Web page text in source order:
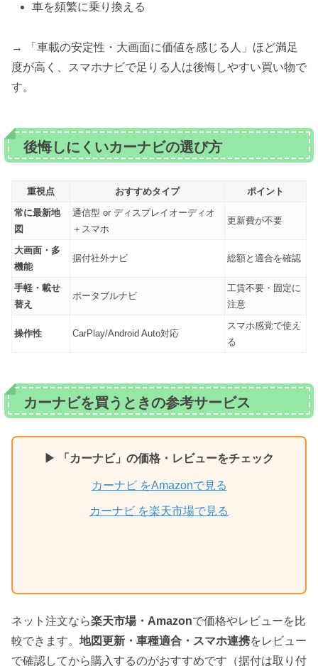
車を頻繁に乗り換える
→ 「車載の安定性・大画面に価値を感じる人」ほど満足
度が高く、スマホナビで足りる人は後悔しやすい買い物で
す。
後悔しにくいカーナビの選び方
重視点 おすすめタイプ
ポイント
常に最新地
図
通信型 or ディスプレイオーディオ
＋スマホ
更新費が不要
大画面・多
機能
据付社外ナビ 総額と適合を確認
手軽・載せ
替え
ポータブルナビ
工賃不要・固定に
注意
操作性 CarPlay/Android Auto対応
スマホ感覚で使え
る
カーナビを買うときの参考サービス
▶ 「カーナビ」の価格・レビューをチェック
カーナビ をAmazonで見る
カーナビ を楽天市場で見る
ネット注文なら楽天市場・Amazonで価格やレビューを比
較できます。 地図更新・車種適合・スマホ連携をレビュー
で確認してから購入するのがおすすめです（据付は取り付